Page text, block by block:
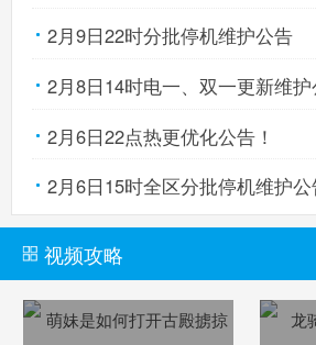
2月9日22时分批停机维护公告
2月8日14时电一、双一更新维护
2月6日22点热更优化公告！
2月6日15时全区分批停机维护公
视频攻略